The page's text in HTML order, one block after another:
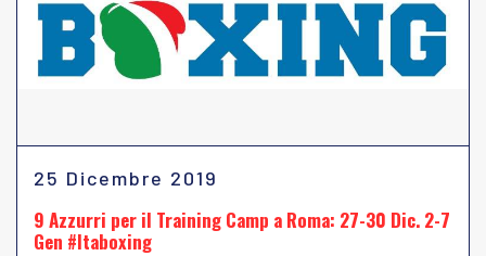
25 Dicembre 2019
9 Azzurri per il Training Camp a Roma: 27-30 Dic. 2-7
Gen #Itaboxing